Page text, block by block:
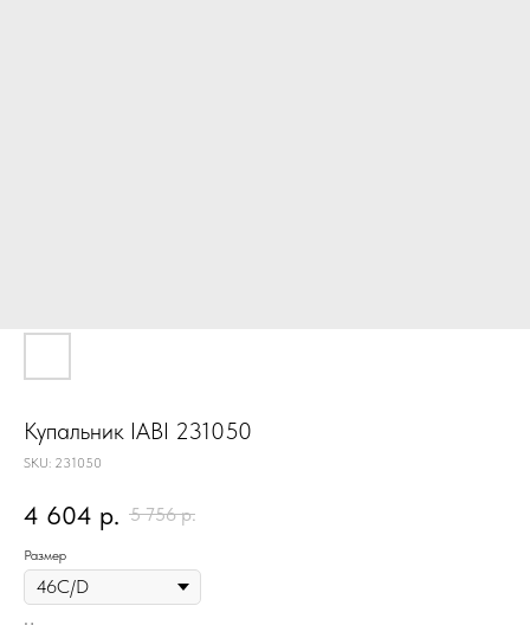
Купальник IABI 231050
SKU: 231050
4 604 р. 5 756 р.
Размер